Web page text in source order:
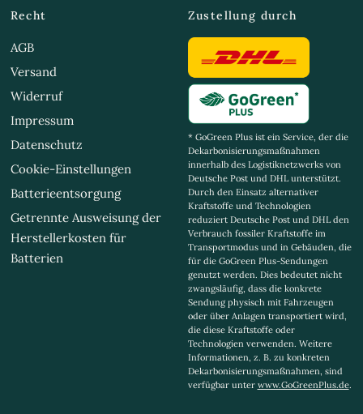
Recht
AGB
Versand
Widerruf
Impressum
Datenschutz
Cookie-Einstellungen
Batterieentsorgung
Getrennte Ausweisung der
Herstellerkosten für
Batterien
Zustellung durch
* GoGreen Plus ist ein Service, der die
Dekarbonisierungsmaßnahmen
innerhalb des Logistiknetzwerks von
Deutsche Post und DHL unterstützt.
Durch den Einsatz alternativer
Kraftstoffe und Technologien
reduziert Deutsche Post und DHL den
Verbrauch fossiler Kraftstoffe im
Transportmodus und in Gebäuden, die
für die GoGreen Plus-Sendungen
genutzt werden. Dies bedeutet nicht
zwangsläufig, dass die konkrete
Sendung physisch mit Fahrzeugen
oder über Anlagen transportiert wird,
die diese Kraftstoffe oder
Technologien verwenden. Weitere
Informationen, z. B. zu konkreten
Dekarbonisierungsmaßnahmen, sind
verfügbar unter www.GoGreenPlus.de.